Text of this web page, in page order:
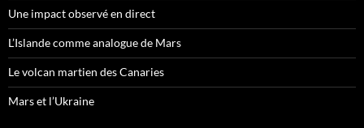
Une impact observé en direct
L’Islande comme analogue de Mars
Le volcan martien des Canaries
Mars et l’Ukraine